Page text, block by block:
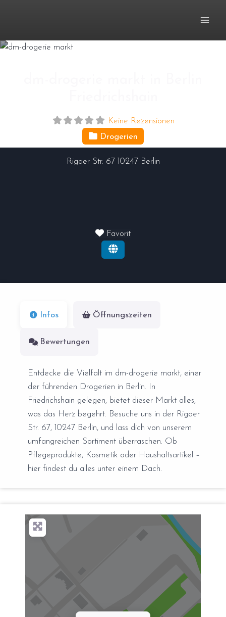
Keine Rezensionen
Drogerien
Rigaer Str. 67 10247 Berlin
Favorit
Infos Öffnungszeiten
Bewertungen
Entdecke die Vielfalt im dm-drogerie markt, einer
der führenden Drogerien in Berlin. In
Friedrichshain gelegen, bietet dieser Markt alles,
was das Herz begehrt. Besuche uns in der Rigaer
Str. 67, 10247 Berlin, und lass dich von unserem
umfangreichen Sortiment überraschen. Ob
Pflegeprodukte, Kosmetik oder Haushaltsartikel –
hier findest du alles unter einem Dach.